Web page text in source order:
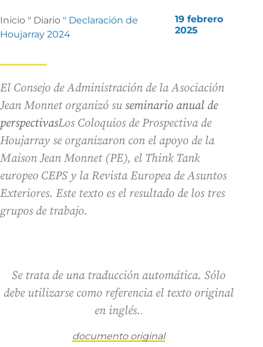
Inicio " Diario " Declaración de
Houjarray 2024
19 febrero
2025
El Consejo de Administración de la Asociación
Jean Monnet organizó suseminario anual de
perspectivasLos Coloquios de Prospectiva de
Houjarray se organizaron con el apoyo de la
Maison Jean Monnet (PE), el Think Tank
europeo CEPS y la Revista Europea de Asuntos
Exteriores. Este texto es el resultado de los tres
grupos de trabajo.
Se trata de una traducción automática. Sólo
debe utilizarse como referencia el texto original
en inglés..
documento original